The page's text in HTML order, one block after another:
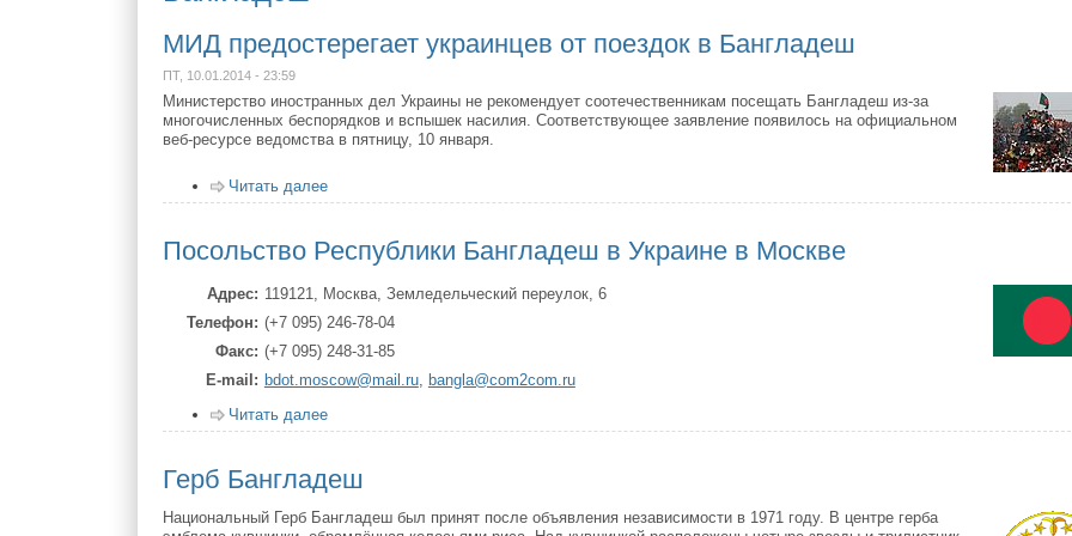
МИД предостерегает украинцев от поездок в Бангладеш
ПТ, 10.01.2014 - 23:59
Министерство иностранных дел Украины не рекомендует соотечественникам посещать Бангладеш из-за
многочисленных беспорядков и вспышек насилия. Соответствующее заявление появилось на официальном
веб-ресурсе ведомства в пятницу, 10 января.
Читать далее
Посольство Республики Бангладеш в Украине в Москве
Адрес
119121, Москва, Земледельческий переулок, 6
Телефон
(+7 095) 246-78-04
Факс
(+7 095) 248-31-85
Е-mаil
bdot.moscow@mail.ru,
bangla@com2com.ru
Читать далее
Герб Бангладеш
Национальный Герб Бангладеш был принят после объявления независимости в 1971 году. В центре герба